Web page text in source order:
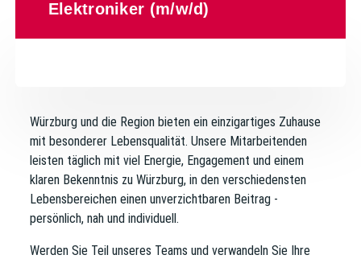
Elektroniker (m/w/d)
Würzburg und die Region bieten ein einzigartiges Zuhause
mit besonderer Lebensqualität.Unsere Mitarbeitenden
leisten täglich mit viel Energie, Engagement und einem
klaren Bekenntnis zu Würzburg, in den verschiedensten
Lebensbereichen einen unverzichtbaren Beitrag -
persönlich, nah und individuell.
Werden Sie Teil unseres Teams und verwandeln Sie Ihre